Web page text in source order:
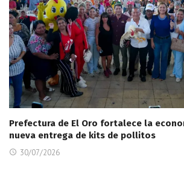
Prefectura de El Oro fortalece la
nueva entrega de kits de pollitos
30/07/2026